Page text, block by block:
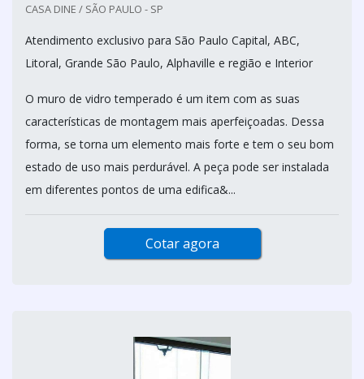
CASA DINE / SÃO PAULO - SP
Atendimento exclusivo para São Paulo Capital, ABC,
Litoral, Grande São Paulo, Alphaville e região e Interior
O muro de vidro temperado é um item com as suas
características de montagem mais aperfeiçoadas. Dessa
forma, se torna um elemento mais forte e tem o seu bom
estado de uso mais perdurável. A peça pode ser instalada
em diferentes pontos de uma edifica&...
Cotar agora